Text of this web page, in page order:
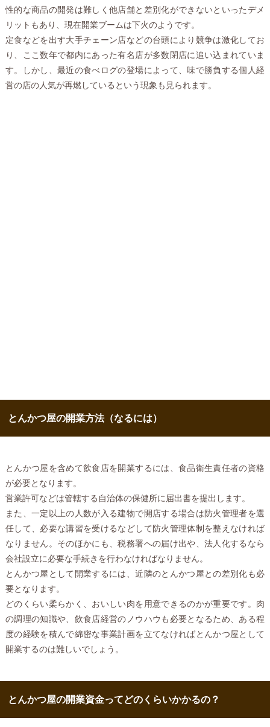
性的な商品の開発は難しく他店舗と差別化ができないといったデメ
リットもあり、現在開業ブームは下火のようです。
定食などを出す大手チェーン店などの台頭により競争は激化してお
り、ここ数年で都内にあった有名店が多数閉店に追い込まれていま
す。しかし、最近の食べログの登場によって、味で勝負する個人経
営の店の人気が再燃しているという現象も見られます。
とんかつ屋の開業方法（なるには）
とんかつ屋を含めて飲食店を開業するには、食品衛生責任者の資格
が必要となります。
営業許可などは管轄する自治体の保健所に届出書を提出します。
また、一定以上の人数が入る建物で開店する場合は防火管理者を選
任して、必要な講習を受けるなどして防火管理体制を整えなければ
なりません。そのほかにも、税務署への届け出や、法人化するなら
会社設立に必要な手続きを行わなければなりません。
とんかつ屋として開業するには、近隣のとんかつ屋との差別化も必
要となります。
どのくらい柔らかく、おいしい肉を用意できるのかが重要です。肉
の調理の知識や、飲食店経営のノウハウも必要となるため、ある程
度の経験を積んで綿密な事業計画を立てなければとんかつ屋として
開業するのは難しいでしょう。
とんかつ屋の開業資金ってどのくらいかかるの？